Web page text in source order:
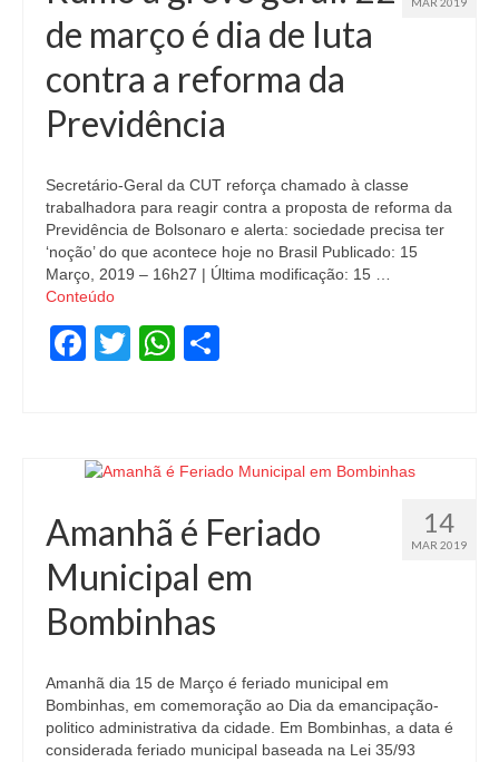
de março é dia de luta
contra a reforma da
Previdência
Secretário-Geral da CUT reforça chamado à classe
trabalhadora para reagir contra a proposta de reforma da
Previdência de Bolsonaro e alerta: sociedade precisa ter
‘noção’ do que acontece hoje no Brasil Publicado: 15
Março, 2019 – 16h27 | Última modificação: 15 …
Conteúdo
Facebook
TwitterWhatsApp
14
MAR 2019
Amanhã é Feriado
Municipal em
Bombinhas
Amanhã dia 15 de Março é feriado municipal em
Bombinhas, em comemoração ao Dia da emancipação-
politico administrativa da cidade. Em Bombinhas, a data é
considerada feriado municipal baseada na Lei 35/93